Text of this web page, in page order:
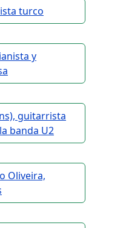
turco
y
guitarrista
banda U2
Oliveira,